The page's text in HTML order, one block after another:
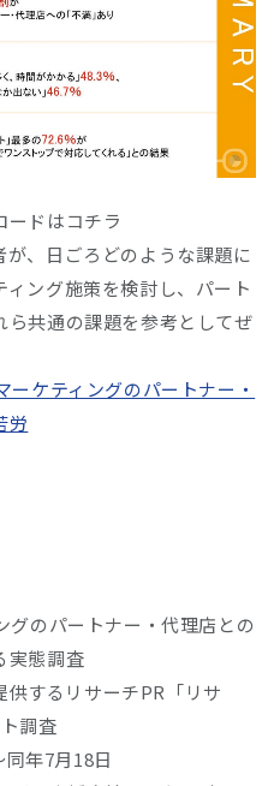
ドはコチラ
、日ごろどのような課題に
ング施策を検討し、パート
共通の課題を参考としてぜ
ーケティングのパートナー・
労
グのパートナー・代理店との
実態調査
するリサーチPR「リサ
調査
年7月18日